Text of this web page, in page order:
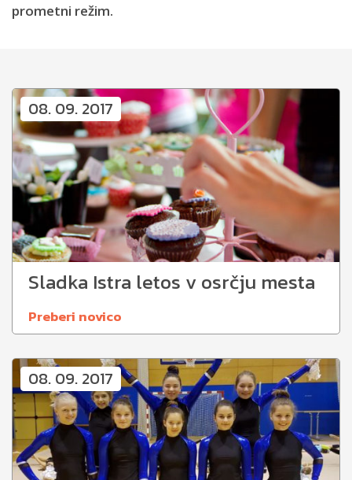
prometni režim.
08. 09. 2017
Sladka Istra letos v osrčju mesta
Preberi novico
08. 09. 2017